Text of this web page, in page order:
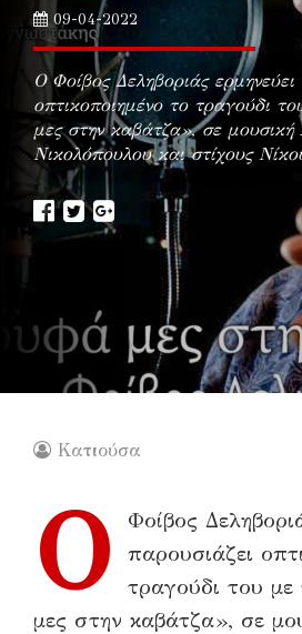
09-04-2022
Ο Φοίβος Δεληβοριάς ερμηνεύει
οπτικοποιημένο το τραγούδι
μες στην καβάτζα», σε μουσική
Νικολόπουλου και στίχους
Κατιούσα
Ο
Φοίβος
παρουσιάζει
τραγούδι του
μες στην καβάτζα», σε